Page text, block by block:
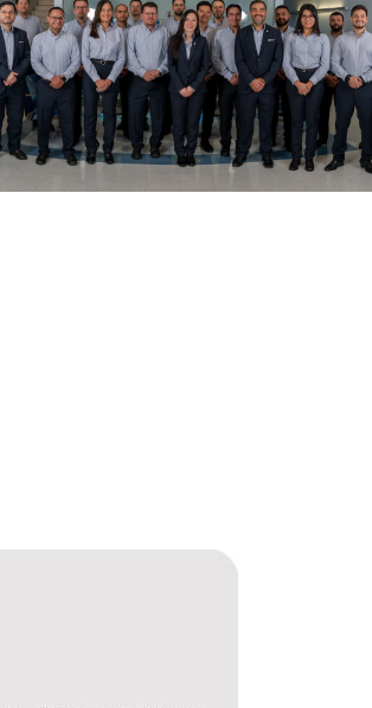
de tu piel.
en manos de especialistas.
horas.
con aseguradoras nacionales e internacionales.